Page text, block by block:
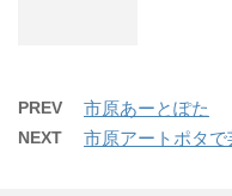
PREV 市原あーとぽた
NEXT 市原アートポタで